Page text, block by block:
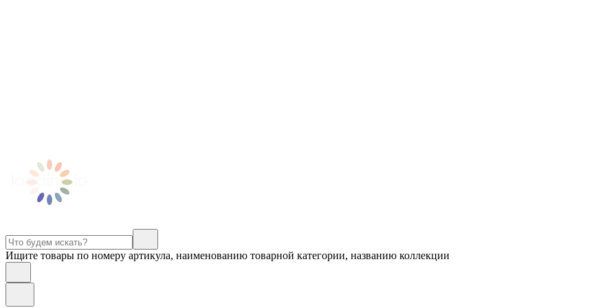
Ищите товары по номеру артикула, наименованию товарной категории, названию коллекции